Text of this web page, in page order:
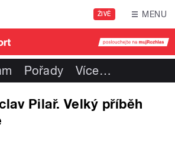
ŽIVĚ MENU
Pořady Více…
Pilař. Velký příběh